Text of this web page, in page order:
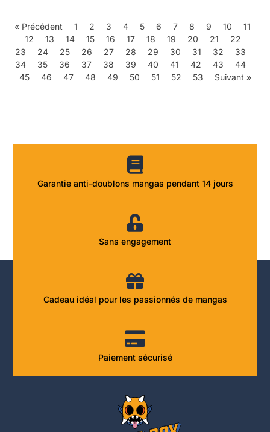
« Précédent 1 2 3 4 5 6 7 8 9 10
11
12
13 14 15 16 17 18 19 20 21
22
23
24 25 26 27 28 29 30 31 32
33
34
35 36 37 38 39 40 41 42 43
44
45
46 47 48 49 50 51 52 53 Suivant »
Garantie anti-doublons mangas pendant 14 jours
Sans engagement
Cadeau idéal pour les passionnés de mangas
Paiement sécurisé